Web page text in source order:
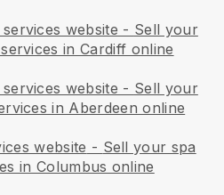
website - Sell your
in Cardiff online
website - Sell your
in Aberdeen online
website - Sell your spa
in Columbus online